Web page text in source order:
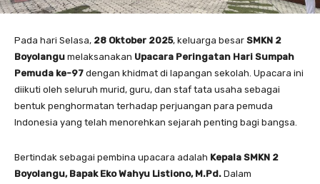
Pada hari Selasa, 28 Oktober 2025, keluarga besar SMKN 2
Boyolangu melaksanakan Upacara Peringatan Hari Sumpah
Pemuda ke-97 dengan khidmat di lapangan sekolah. Upacara ini
diikuti oleh seluruh murid, guru, dan staf tata usaha sebagai
bentuk penghormatan terhadap perjuangan para pemuda
Indonesia yang telah menorehkan sejarah penting bagi bangsa.
Bertindak sebagai pembina upacara adalah Kepala SMKN 2
Boyolangu, Bapak Eko Wahyu Listiono, M.Pd. Dalam